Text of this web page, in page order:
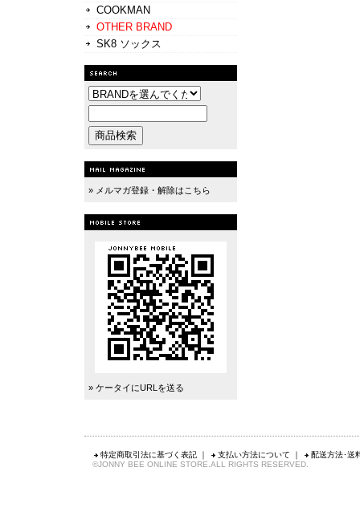
COOKMAN
OTHER BRAND
SK8 ソックス
» メルマガ登録・解除はこちら
» ケータイにURLを送る
特定商取引法に基づく表記 ｜ 支払い方法について ｜
配送方法･送
©JONNY BEE ONLINE STORE.ALL RIGHTS RESERVED.